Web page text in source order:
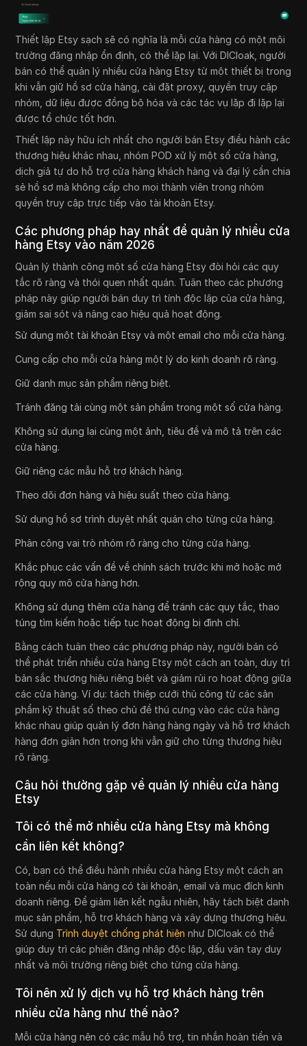
Thiết lập Etsy sạch sẽ có nghĩa là mỗi cửa hàng có một môi
trường đăng nhập ổn định, có thể lặp lại. Với DICloak, người
bán có thể quản lý nhiều cửa hàng Etsy từ một thiết bị trong
khi vẫn giữ hồ sơ cửa hàng, cài đặt proxy, quyền truy cập
nhóm, dữ liệu được đồng bộ hóa và các tác vụ lặp đi lặp lại
được tổ chức tốt hơn.
Thiết lập này hữu ích nhất cho người bán Etsy điều hành các
thương hiệu khác nhau, nhóm POD xử lý một số cửa hàng,
dịch giả tự do hỗ trợ cửa hàng khách hàng và đại lý cần chia
sẻ hồ sơ mà không cấp cho mọi thành viên trong nhóm
quyền truy cập trực tiếp vào tài khoản Etsy.
Các phương pháp hay nhất để quản lý nhiều cửa
hàng Etsy vào năm 2026
Quản lý thành công một số cửa hàng Etsy đòi hỏi các quy
tắc rõ ràng và thói quen nhất quán. Tuân theo các phương
pháp này giúp người bán duy trì tính độc lập của cửa hàng,
giảm sai sót và nâng cao hiệu quả hoạt động.
Sử dụng một tài khoản Etsy và một email cho mỗi cửa hàng.
Cung cấp cho mỗi cửa hàng một lý do kinh doanh rõ ràng.
Giữ danh mục sản phẩm riêng biệt.
Tránh đăng tải cùng một sản phẩm trong một số cửa hàng.
Không sử dụng lại cùng một ảnh, tiêu đề và mô tả trên các
cửa hàng.
Giữ riêng các mẫu hỗ trợ khách hàng.
Theo dõi đơn hàng và hiệu suất theo cửa hàng.
Sử dụng hồ sơ trình duyệt nhất quán cho từng cửa hàng.
Phân công vai trò nhóm rõ ràng cho từng cửa hàng.
Khắc phục các vấn đề về chính sách trước khi mở hoặc mở
rộng quy mô cửa hàng hơn.
Không sử dụng thêm cửa hàng để tránh các quy tắc, thao
túng tìm kiếm hoặc tiếp tục hoạt động bị đình chỉ.
Bằng cách tuân theo các phương pháp này, người bán có
thể phát triển nhiều cửa hàng Etsy một cách an toàn, duy trì
bản sắc thương hiệu riêng biệt và giảm rủi ro hoạt động giữa
các cửa hàng. Ví dụ: tách thiệp cưới thủ công từ các sản
phẩm kỹ thuật số theo chủ đề thú cưng vào các cửa hàng
khác nhau giúp quản lý đơn hàng hàng ngày và hỗ trợ khách
hàng đơn giản hơn trong khi vẫn giữ cho từng thương hiệu
rõ ràng.
Câu hỏi thường gặp về quản lý nhiều cửa hàng
Etsy
Tôi có thể mở nhiều cửa hàng Etsy mà không
cần liên kết không?
Có, bạn có thể điều hành nhiều cửa hàng Etsy một cách an
toàn nếu mỗi cửa hàng có tài khoản, email và mục đích kinh
doanh riêng. Để giảm liên kết ngẫu nhiên, hãy tách biệt danh
mục sản phẩm, hỗ trợ khách hàng và xây dựng thương hiệu.
Sử dụng Trình duyệt chống phát hiện như DICloak có thể
giúp duy trì các phiên đăng nhập độc lập, dấu vân tay duy
nhất và môi trường riêng biệt cho từng cửa hàng.
Tôi nên xử lý dịch vụ hỗ trợ khách hàng trên
nhiều cửa hàng như thế nào?
Mỗi cửa hàng nên có các mẫu hỗ trợ, tin nhắn hoàn tiền và